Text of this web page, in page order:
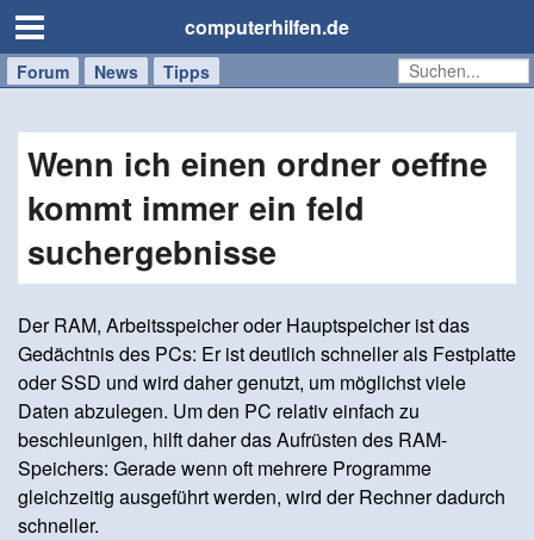
computerhilfen.de
Forum News Tipps
Handy
Windows
Mac
Wenn ich einen ordner oeffne
kommt immer ein feld
suchergebnisse
Der RAM, Arbeitsspeicher oder Hauptspeicher ist das
Gedächtnis des PCs: Er ist deutlich schneller als Festplatte
oder SSD und wird daher genutzt, um möglichst viele
Daten abzulegen. Um den PC relativ einfach zu
beschleunigen, hilft daher das Aufrüsten des RAM-
Speichers: Gerade wenn oft mehrere Programme
gleichzeitig ausgeführt werden, wird der Rechner dadurch
schneller.